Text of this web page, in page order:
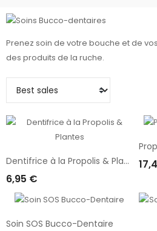
Prenez soin de votre bouche et de
des produits de la ruche.
Dentifrice à la Propolis & Plantes
6,95 €
Soin SOS Bucco-Dentaire